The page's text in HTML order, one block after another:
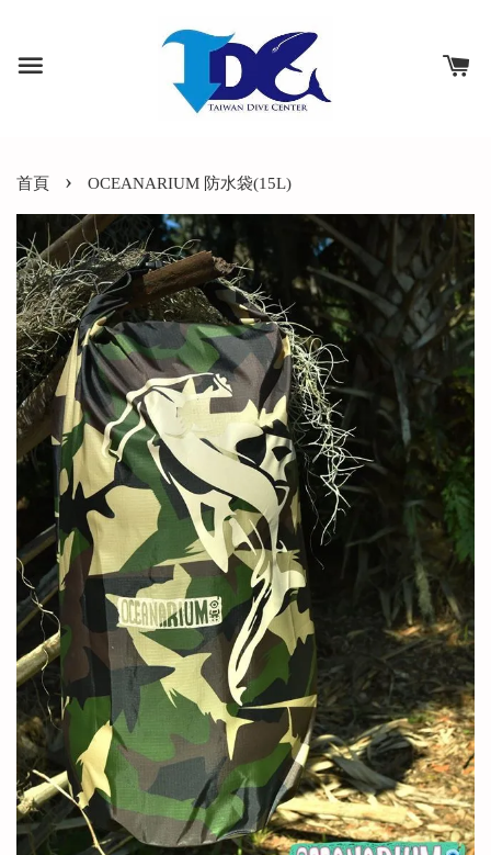
首頁 › OCEANARIUM 防水袋(15L)